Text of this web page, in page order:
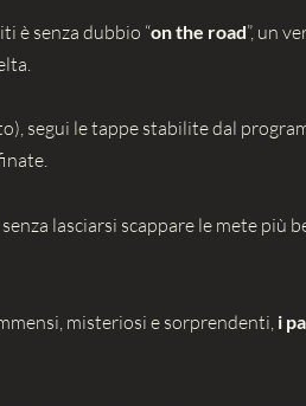
è senza dubbio “on the road”, un
segui le tappe stabilite dal
lasciarsi scappare le mete più
misteriosi e sorprendenti, i